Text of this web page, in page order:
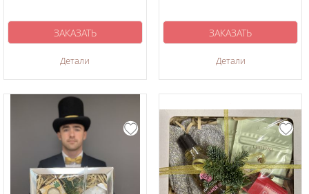
Детали
ЗАКАЗАТЬ
Детали
ЗАКАЗАТЬ